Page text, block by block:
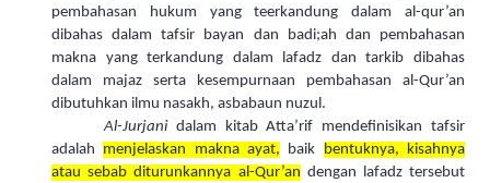
pembahasan hukum yang teerkandung dalam al-qur’an
dibahas dalam tafsir bayan dan badi;ah dan pembahasan
makna yang terkandung dalam lafadz dan tarkib dibahas
dalam majaz serta kesempurnaan pembahasan al-Qur’an
dibutuhkan ilmu nasakh, asbabaun nuzul.
Al-Jurjani dalam kitab Atta’rif mendefinisikan tafsir
adalah menjelaskan makna ayat, baik bentuknya, kisahnya
atau sebab diturunkannya al-Qur’an dengan lafadz tersebut